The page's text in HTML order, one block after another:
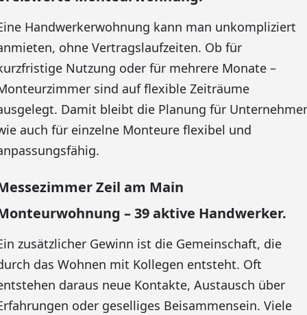
Handwerkerwohnung kann man unkompliziert
ohne Vertragslaufzeiten. Ob für
Nutzung oder für mehrere Monate –
sind auf flexible Zeiträume
Damit bleibt die Planung für
auch für einzelne Monteure flexibel und
Zeil am Main
– 39 aktive Handwerker.
zusätzlicher Gewinn ist die Gemeinschaft, die
das Wohnen mit Kollegen entsteht. Oft
daraus neue Kontakte, Austausch über
oder geselliges Beisammensein. Viele